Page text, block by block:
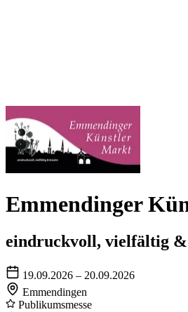
Emmendinger
eindruckvoll, vielfältig
19.09.2026 – 20.09.2026
Emmendingen
Publikumsmesse